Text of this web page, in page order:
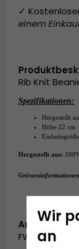
✓
einem
Rib Knit
Spezifikationen:
Hergestellt
Höhe 22 cm
Hergestellt aus:
Wir
an